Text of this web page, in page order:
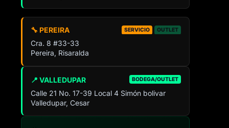
📍 VALLEDUPAR BODEGA/OUTLET
Calle 21 No. 17-39 Local 4 Simón bolivar
Valledupar, Cesar
🔧 PEREIRA SERVICIO OUTLET
Cra. 8 #33-33
Pereira, Risaralda